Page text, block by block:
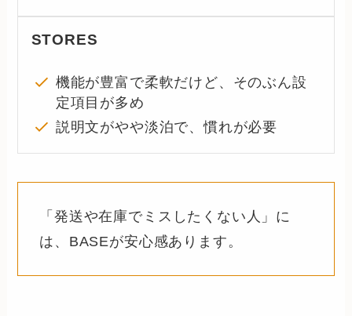
STORES
機能が豊富で柔軟だけど、そのぶん設
定項目が多め
説明文がやや淡泊で、慣れが必要
「発送や在庫でミスしたくない人」に
は、BASEが安心感あります。